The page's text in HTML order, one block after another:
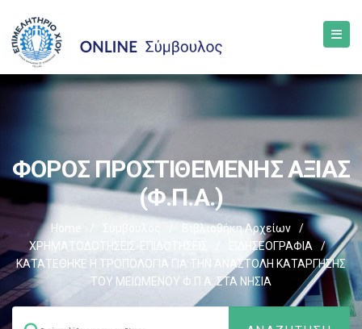
ΦΟΡΟΣ ΠΡΟΣΤΙΘΕΜΕΝΗΣ ΑΞΙΑΣ
(Φ.Π.Α.)
Home Βιβλιοθήκη Αρχείων
/
ΧΡΗΜΑΤΟΔΟΤΗΣΕΙΣ-ΕΠΙΔΟΤΗΣΕΙΣ
ΕΙΔΗΣΕΟΓΡΑΦΙΑ
/
ΚΑΤΑΤΕΘΗΚΕ Η ΤΡΟΠΟΛΟΓΙΑ ΓΙΑ ΤΗΝ ΑΝΑΣΤΟΛΗ ΚΑΤΑΡΓΗΣΗΣ
ΤΟΥ ΜΕΙΩΜΕΝΟΥ Φ.Π.Α. ΣΤΑ ΝΗΣΙΑ